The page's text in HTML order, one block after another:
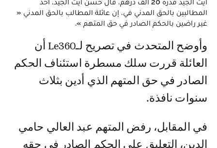
أيت الجيد قدره 20 ألف درهم، قال حسن أيت الجيد، أحد
المطالبين بالحق المدني في، إن عائلة المطالب بالحق المدني «
غير راضين بالحكم الصادر في حق المتهم ».
وأوضح المتحدث في تصريح لـLe360 أن
العائلة قررت سلك مسطرة استئناف الحكم
الصادر في حق المتهم الذي أدين بثلاث
سنوات نافذة.
في المقابل، رفض المتهم عبد العالي حامي
الدين، التعليق على الحكم الصادر في حقه